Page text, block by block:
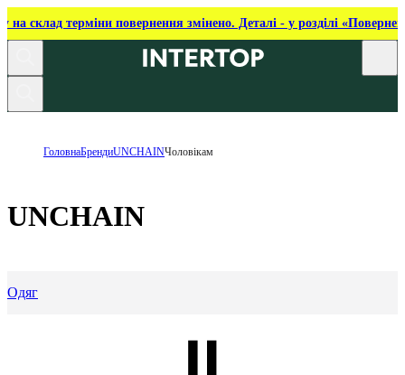
на склад терміни повернення змінено. Деталі - у розділі
ГоловнаБрендиUNCHAINЧоловікам
UNCHAIN
Одяг